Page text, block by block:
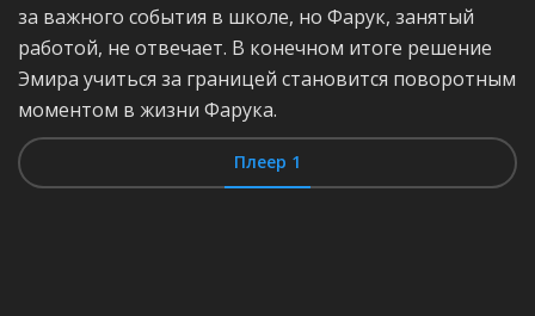
за важного события в школе, но Фарук, занятый
работой, не отвечает. В конечном итоге решение
Эмира учиться за границей становится поворотным
моментом в жизни Фарука.
Плеер 1